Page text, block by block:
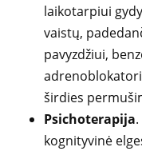
laikotarpiui
vaistų,
pavyzdžiui,
širdies
Psichoterapija
kognityvinė